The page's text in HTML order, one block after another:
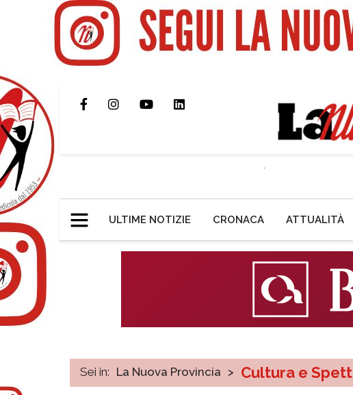
ULTIME NOTIZIE CRONACA ATTUALITÀ
Sei in: La Nuova Provincia > Cultura e